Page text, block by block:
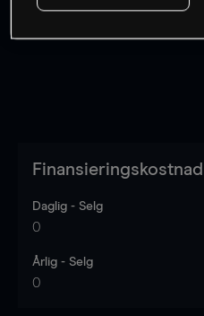
Kursene er veiledende.Log
Finansieringskostnad
Daglig - Selg
0
Årlig - Selg
0